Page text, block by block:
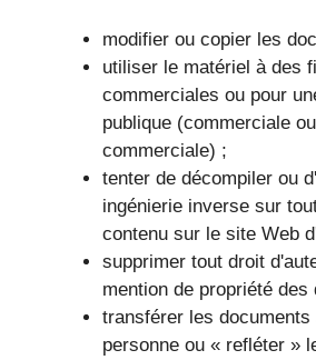
modifier ou copier les
utiliser le matériel à des
commerciales ou pour
publique (commerciale
commerciale) ;
tenter de décompiler ou
ingénierie inverse sur
contenu sur le site Web
supprimer tout droit
mention de propriété des
transférer les documents
personne ou « refléter »